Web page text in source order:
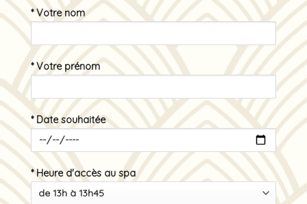
* Votre nom
* Votre prénom
* Date souhaitée
* Heure d'accès au spa